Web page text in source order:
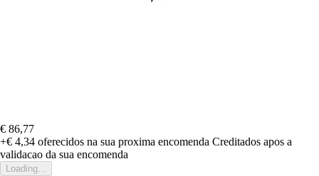
€ 86,77
+€ 4,34 oferecidos na sua proxima encomenda Creditados apos a
validacao da sua encomenda
Loading...